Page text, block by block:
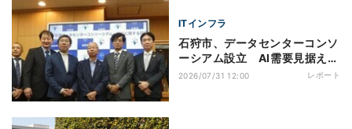
ITインフラ
石狩市、データセンターコンソ
ーシアム設立 AI需要見据え国
内有数の集積地目指す
2026/07/31 12:00 レポート